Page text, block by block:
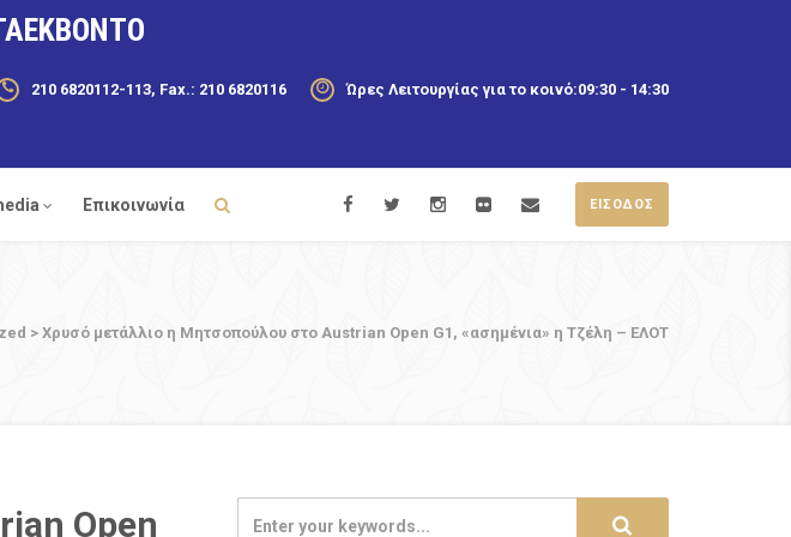
210 6820112-113, Fax.: 210 6820116 Ώρες Λειτουργίας για το κοινό:09:30 - 14:30
ΕΙΣΟΔΟΣ
Επικοινωνία
> Χρυσό μετάλλιο η Μητσοπούλου στο Austrian Open G1, «ασημένια» η Τζέλη – ΕΛΟΤ
Open